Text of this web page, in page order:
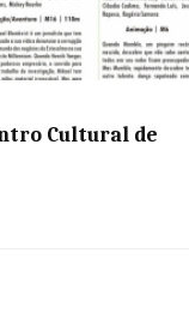
Cultural de